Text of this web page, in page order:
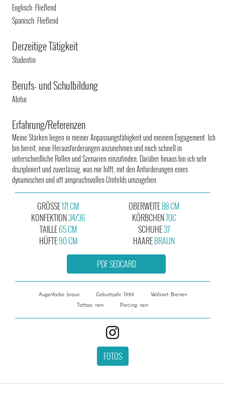
Englisch: Fließend
Spanisch: Fließend
Derzeitige Tätigkeit
Studentin
Berufs- und Schulbildung
Abitur
Erfahrung/Referenzen
Meine Stärken liegen in meiner Anpassungsfähigkeit und meinem Engagement. Ich
bin bereit, neue Herausforderungen anzunehmen und mich schnell in
unterschiedliche Rollen und Szenarien einzufinden. Darüber hinaus bin ich sehr
diszipliniert und zuverlässig, was mir hilft, mit den Anforderungen eines
dynamischen und oft anspruchsvollen Umfelds umzugehen.
GRÖSSE171 CM
KONFEKTION34/36
OBERWEITE88 CM
KÖRBCHEN70C
TAILLE65 CM
HÜFTE90 CM
SCHUHE37
HAAREBRAUN
PDF SEDCARD
Augenfarbe: braun Geburtsjahr: 1999
Wohnort: Bremen
Tattoos: nein
Piercing: nein
FOTOS